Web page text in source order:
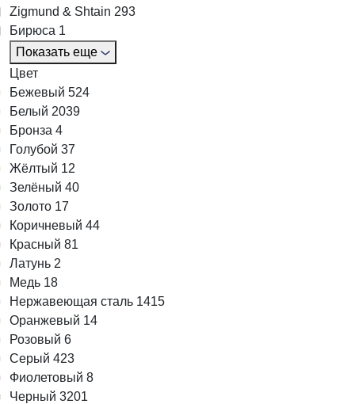
Zigmund & Shtain 293
Бирюса 1
Показать еще
Цвет
Бежевый 524
Белый 2039
Бронза 4
Голубой 37
Жёлтый 12
Зелёный 40
Золото 17
Коричневый 44
Красный 81
Латунь 2
Медь 18
Нержавеющая сталь 1415
Оранжевый 14
Розовый 6
Серый 423
Фиолетовый 8
Черный 3201